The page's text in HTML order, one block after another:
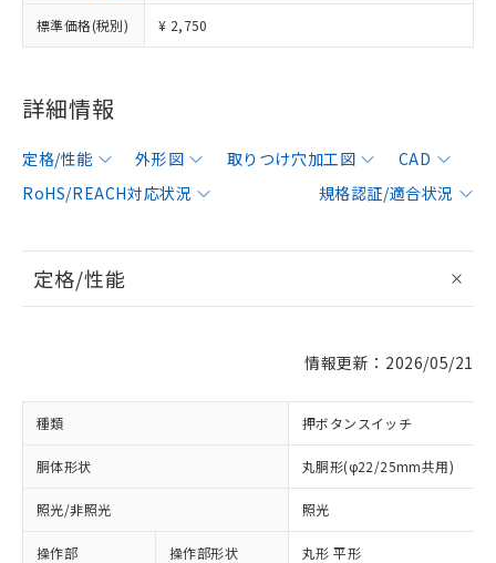
標準価格(税別) ¥ 2,750
詳細情報
定格/性能 外形図 取りつけ穴加工図
CAD
RoHS/REACH対応状況
規格認証/適合状況
定格/性能
情報更新：2026/05/21
種類 押ボタンスイッチ
胴体形状 丸胴形(φ22/25mm共用)
照光/非照光 照光
操作部 操作部形状 丸形 平形